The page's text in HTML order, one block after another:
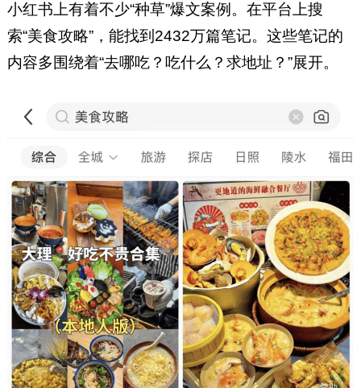
小红书上有着不少“种草”爆文案例。在平台上搜
索“美食攻略”，能找到2432万篇笔记。这些笔记的
内容多围绕着“去哪吃？吃什么？求地址？”展开。